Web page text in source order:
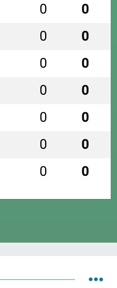
0 0
0 0
0 0
0 0
0 0
0 0
0 0